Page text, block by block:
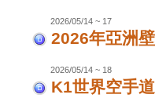
2026/05/14 ~ 17
2026年亞洲
2026/05/14 ~ 18
K1世界空手